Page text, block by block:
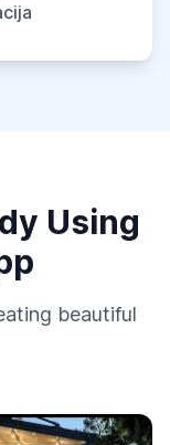
Using
beautiful